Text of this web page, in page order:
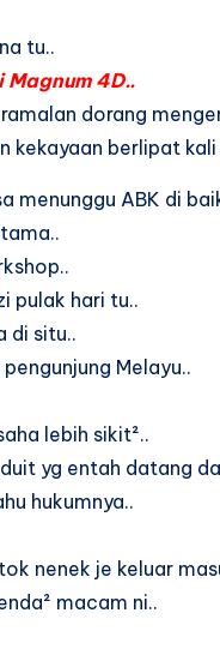
tu..
Magnum 4D..
dorang
kekayaan berlipat kali
menunggu ABK di
pulak hari tu..
di situ..
Melayu..
lebih sikit²..
yg entah datang
hukumnya..
nenek je keluar
macam ni..